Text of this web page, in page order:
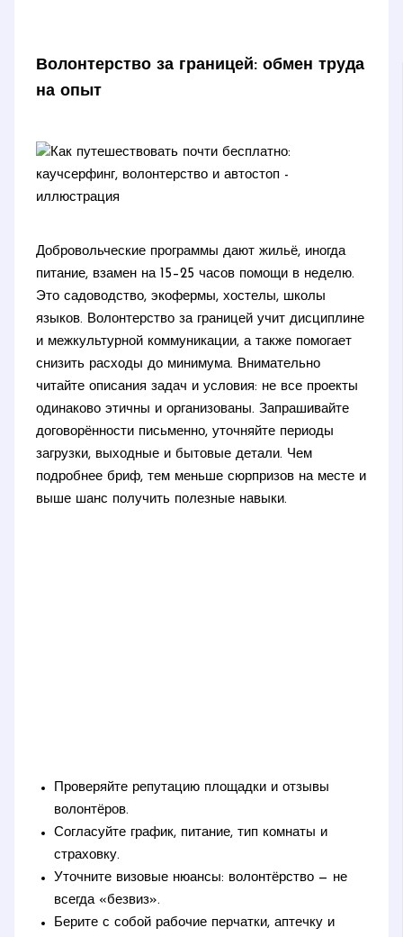
Волонтерство за границей: обмен труда
на опыт
Добровольческие программы дают жильё, иногда
питание, взамен на 15–25 часов помощи в неделю.
Это садоводство, экофермы, хостелы, школы
языков. Волонтерство за границей учит дисциплине
и межкультурной коммуникации, а также помогает
снизить расходы до минимума. Внимательно
читайте описания задач и условия: не все проекты
одинаково этичны и организованы. Запрашивайте
договорённости письменно, уточняйте периоды
загрузки, выходные и бытовые детали. Чем
подробнее бриф, тем меньше сюрпризов на месте и
выше шанс получить полезные навыки.
Проверяйте репутацию площадки и отзывы
волонтёров.
Согласуйте график, питание, тип комнаты и
страховку.
Уточните визовые нюансы: волонтёрство — не
всегда «безвиз».
Берите с собой рабочие перчатки, аптечку и